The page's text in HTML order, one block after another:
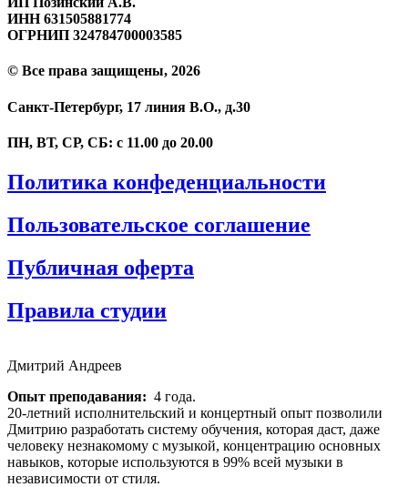
ИНН 631505881774
ОГРНИП 324784700003585
© Все права защищены, 2026
Санкт-Петербург, 17 линия В.О., д.30
ПН, ВТ, СР, СБ: с 11.00 до 20.00
Политика конфеденциальности
Пользовательское соглашение
Публичная оферта
Правила студии
вверх
Дмитрий Андреев
Опыт преподавания: 4 года.
20-летний исполнительский и концертный опыт позволили
Дмитрию разработать систему обучения, которая даст, даже
человеку незнакомому с музыкой, концентрацию основных
навыков, которые используются в 99% всей музыки в
независимости от стиля.